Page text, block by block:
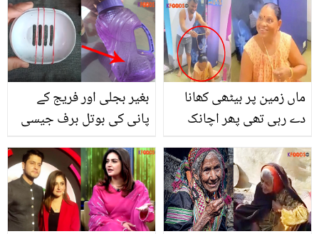
ریٹنگ کی خاطر زخم
کریدنے والوں کو کھری
کھری سنا ڈالی ل
کیسے کم کیا؟
بغیر بجلی اور فریج کے
پانی کی بوتل برف جیسی
روپے بچانے والے 3 آزمودہ
ٹوٹکے
ماں زمین پر بیٹھی کھانا
دے رہی تھی پھر اچانک
سونے کا تحقہ دینے کی
ویڈیو آپ کو بھی جذباتی
کر دے گی